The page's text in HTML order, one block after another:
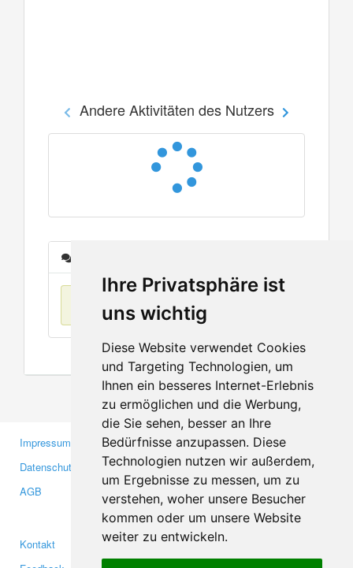
Ihre Privatsphäre ist
uns wichtig
Diese Website verwendet Cookies
und Targeting Technologien, um
Ihnen ein besseres Internet-Erlebnis
zu ermöglichen und die Werbung,
die Sie sehen, besser an Ihre
Bedürfnisse anzupassen. Diese
Technologien nutzen wir außerdem,
um Ergebnisse zu messen, um zu
verstehen, woher unsere Besucher
kommen oder um unsere Website
weiter zu entwickeln.
Andere Aktivitäten des Nutzers
Keine Einträge
Impressum
Datenschutzerklärung
AGB
Gewerbetreibende
Investoren
Medien
Kontakt
Facebook